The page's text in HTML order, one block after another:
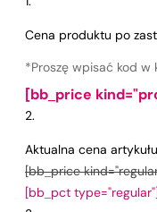
Cena produktu po
*Proszę wpisać kod w
[bb_price
Aktualna cena artykułu
[bb_price
[bb_pct type="regular"]